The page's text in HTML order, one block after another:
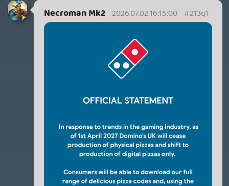
persze megfelelő szettel. Nekem ott is
vannak azért lemezek, amiket a régi
kötődés miatt vettem meg (pl. a gyönyörű
meg persze ott a bontatlan Silent Hill 2
lemezem is, amit nem is tervezek
Én arra utaltam csak, egy vinyl gyűjtésnek
van rációja, mert érdemi is maga a lemez, a
videojátékok esetén tényleg nincs semmi
is maximum a deluxe-oknak.